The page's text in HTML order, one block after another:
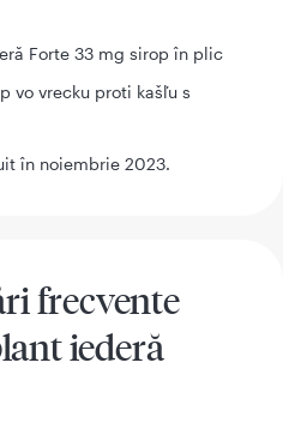
Forte 33 mg sirop în plic
vo vrecku proti kašľu s
în noiembrie 2023.
frecvente
iederă